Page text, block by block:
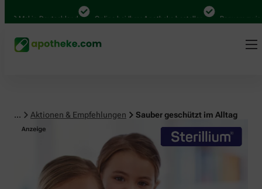
in Deutschland Online bei Ihrer Apotheke bestellen Bequem
... Aktionen & Empfehlungen Sauber geschützt im Alltag